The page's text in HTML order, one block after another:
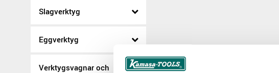
Slagverktyg
Eggverktyg
Verktygsvagnar och